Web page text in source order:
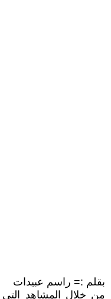
بقلم := راسم عبيدات
من خلال المشاهد التي